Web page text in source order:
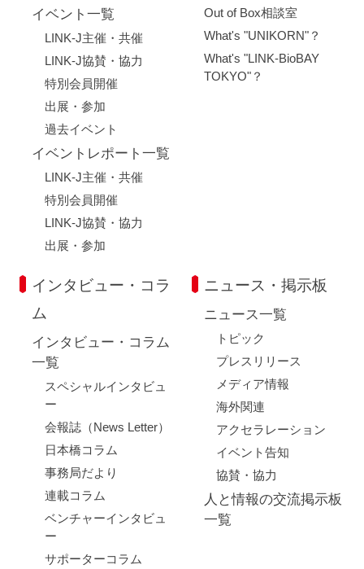
イベント一覧
LINK-J主催・共催
LINK-J協賛・協力
特別会員開催
出展・参加
過去イベント
イベントレポート一覧
LINK-J主催・共催
特別会員開催
LINK-J協賛・協力
出展・参加
Out of Box相談室
What's "UNIKORN"？
What's "LINK-BioBAY
TOKYO"？
インタビュー・コラ
ム
インタビュー・コラム
一覧
スペシャルインタビュ
ー
会報誌（News Letter）
日本橋コラム
事務局だより
連載コラム
ベンチャーインタビュ
ー
サポーターコラム
ニュース・掲示板
ニュース一覧
トピック
プレスリリース
メディア情報
海外関連
アクセラレーション
イベント告知
協賛・協力
人と情報の交流掲示板
一覧